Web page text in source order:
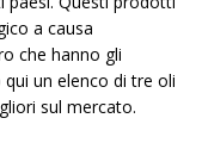
a causa
che hanno gli
un elenco di tre oli
sul mercato.